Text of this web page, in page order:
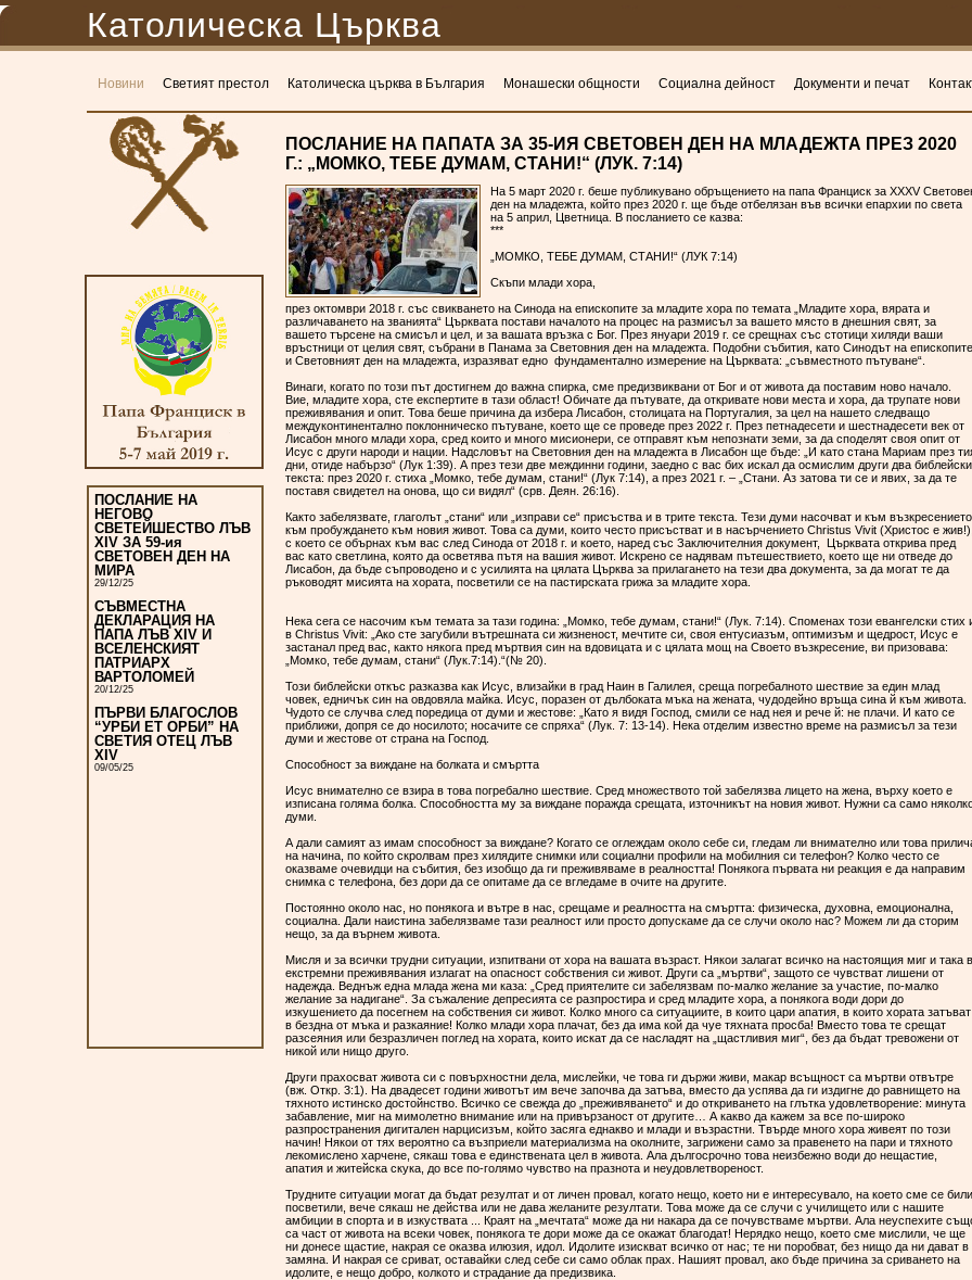
Католическа Църква
Новини Светият престол Католическа църква в България Монашески общности Социална дейност Документи и печат
ПОСЛАНИЕ НА
НЕГОВО
СВЕТЕЙШЕСТВО ЛЪВ
XIV ЗА 59-ия
СВЕТОВЕН ДЕН НА
МИРА
29/12/25
СЪВМЕСТНА
ДЕКЛАРАЦИЯ НА
ПАПА ЛЪВ XIV И
ВСЕЛЕНСКИЯТ
ПАТРИАРХ
ВАРТОЛОМЕЙ
20/12/25
ПЪРВИ БЛАГОСЛОВ
“УРБИ ЕТ ОРБИ” НА
СВЕТИЯ ОТЕЦ ЛЪВ
XIV
09/05/25
ПОСЛАНИЕ НА ПАПАТА ЗА 35-ИЯ СВЕТОВЕН ДЕН НА МЛАДЕЖТА ПРЕЗ 2020
Г.: „МОМКО, ТЕБЕ ДУМАМ, СТАНИ!“ (ЛУК. 7:14)
На 5 март 2020 г. беше публикувано обръщението на папа Франциск за XXXV
ден на младежта, който през 2020 г. ще бъде отбелязан във всички епархии по света
на 5 април, Цветница. В посланието се казва:
***
„МОМКО, ТЕБЕ ДУМАМ, СТАНИ!“ (ЛУК 7:14)
Скъпи млади хора,
през октомври 2018 г. със свикването на Синода на епископите за младите хора по темата „Младите хора, вярата и
различаването на званията“ Църквата постави началото на процес на размисъл за вашето място в днешния свят, за
вашето търсене на смисъл и цел, и за вашата връзка с Бог. През януари 2019 г. се срещнах със стотици хиляди ваши
връстници от целия свят, събрани в Панама за Световния ден на младежта. Подобни събития, като Синодът на епископите
и Световният ден на младежта, изразяват едно фундаментално измерение на Църквата: „съвместното пътуване“.
Винаги, когато по този път достигнем до важна спирка, сме предизвиквани от Бог и от живота да поставим ново начало.
Вие, младите хора, сте експертите в тази област! Обичате да пътувате, да откривате нови места и хора, да трупате нови
преживявания и опит. Това беше причина да избера Лисабон, столицата на Португалия, за цел на нашето следващо
междуконтинентално поклонническо пътуване, което ще се проведе през 2022 г. През петнадесети и шестнадесети век от
Лисабон много млади хора, сред които и много мисионери, се отправят към непознати земи, за да споделят своя опит от
Исус с други народи и нации. Надсловът на Световния ден на младежта в Лисабон ще бъде: „И като стана Мариам през
дни, отиде набързо“ (Лук 1:39). А през тези две междинни години, заедно с вас бих искал да осмислим други два библейски
текста: през 2020 г. стиха „Момко, тебе думам, стани!“ (Лук 7:14), а през 2021 г. ‒ „Стани. Аз затова ти се и явих, за да те
поставя свидетел на онова, що си видял“ (срв. Деян. 26:16).
Както забелязвате, глаголът „стани“ или „изправи се“ присъства и в трите текста. Тези думи насочват и към възкресението,
към пробуждането към новия живот. Това са думи, които често присъстват и в насърчението Christus Vivit (Христос е жив!),
с което се обърнах към вас след Синода от 2018 г. и което, наред със Заключителния документ, Църквата открива пред
вас като светлина, която да осветява пътя на вашия живот. Искрено се надявам пътешествието, което ще ни отведе до
Лисабон, да бъде съпроводено и с усилията на цялата Църква за прилагането на тези два документа, за да могат те да
ръководят мисията на хората, посветили се на пастирската грижа за младите хора.
Нека сега се насочим към темата за тази година: „Момко, тебе думам, стани!“ (Лук. 7:14). Споменах този евангелски стих
в Christus Vivit: „Ако сте загубили вътрешната си жизненост, мечтите си, своя ентусиазъм, оптимизъм и щедрост, Исус е
застанал пред вас, както някога пред мъртвия син на вдовицата и с цялата мощ на Своето възкресение, ви призовава:
„Момко, тебе думам, стани“ (Лук.7:14).“(№ 20).
Този библейски откъс разказва как Исус, влизайки в град Наин в Галилея, среща погребалното шествие за един млад
човек, едничък син на овдовяла майка. Исус, поразен от дълбоката мъка на жената, чудодейно връща сина й към живота.
Чудото се случва след поредица от думи и жестове: „Като я видя Господ, смили се над нея и рече й: не плачи. И като се
приближи, допря се до носилото; носачите се спряха“ (Лук. 7: 13-14). Нека отделим известно време на размисъл за тези
думи и жестове от страна на Господ.
Способност за виждане на болката и смъртта
Исус внимателно се взира в това погребално шествие. Сред множеството той забелязва лицето на жена, върху което е
изписана голяма болка. Способността му за виждане поражда срещата, източникът на новия живот. Нужни са само
думи.
А дали самият аз имам способност за виждане? Когато се оглеждам около себе си, гледам ли внимателно или това
на начина, по който скролвам през хилядите снимки или социални профили на мобилния си телефон? Колко често се
оказваме очевидци на събития, без изобщо да ги преживяваме в реалността! Понякога първата ни реакция е да направим
снимка с телефона, без дори да се опитаме да се вгледаме в очите на другите.
Постоянно около нас, но понякога и вътре в нас, срещаме и реалността на смъртта: физическа, духовна, емоционална,
социална. Дали наистина забелязваме тази реалност или просто допускаме да се случи около нас? Можем ли да сторим
нещо, за да върнем живота.
Мисля и за всички трудни ситуации, изпитвани от хора на вашата възраст. Някои залагат всичко на настоящия миг и така в
екстремни преживявания излагат на опасност собствения си живот. Други са „мъртви“, защото се чувстват лишени от
надежда. Веднъж една млада жена ми каза: „Сред приятелите си забелязвам по-малко желание за участие, по-малко
желание за надигане“. За съжаление депресията се разпростира и сред младите хора, а понякога води дори до
изкушението да посегнем на собствения си живот. Колко много са ситуациите, в които цари апатия, в които хората затъват
в бездна от мъка и разкаяние! Колко млади хора плачат, без да има кой да чуе тяхната просба! Вместо това те срещат
разсеяния или безразличен поглед на хората, които искат да се насладят на „щастливия миг“, без да бъдат тревожени от
никой или нищо друго.
Други прахосват живота си с повърхностни дела, мислейки, че това ги държи живи, макар всъщност са мъртви отвътре
(вж. Откр. 3:1). На двадесет години животът им вече започва да затъва, вместо да успява да ги издигне до равнището на
тяхното истинско достойнство. Всичко се свежда до „преживяването“ и до откриването на глътка удовлетворение: минута
забавление, миг на мимолетно внимание или на привързаност от другите… А какво да кажем за все по-широко
разпространения дигитален нарцисизъм, който засяга еднакво и млади и възрастни. Твърде много хора живеят по този
начин! Някои от тях вероятно са възприели материализма на околните, загрижени само за правенето на пари и тяхното
лекомислено харчене, сякаш това е единствената цел в живота. Ала дългосрочно това неизбежно води до нещастие,
апатия и житейска скука, до все по-голямо чувство на празнота и неудовлетвореност.
Трудните ситуации могат да бъдат резултат и от личен провал, когато нещо, което ни е интересувало, на което сме се били
посветили, вече сякаш не действа или не дава желаните резултати. Това може да се случи с училището или с нашите
амбиции в спорта и в изкуствата ... Краят на „мечтата“ може да ни накара да се почувстваме мъртви. Ала неуспехите
са част от живота на всеки човек, понякога те дори може да се окажат благодат! Нерядко нещо, което сме мислили, че ще
ни донесе щастие, накрая се оказва илюзия, идол. Идолите изискват всичко от нас; те ни поробват, без нищо да ни дават в
замяна. И накрая се сриват, оставайки след себе си само облак прах. Нашият провал, ако бъде причина за сриването на
идолите, е нещо добро, колкото и страдание да предизвика.